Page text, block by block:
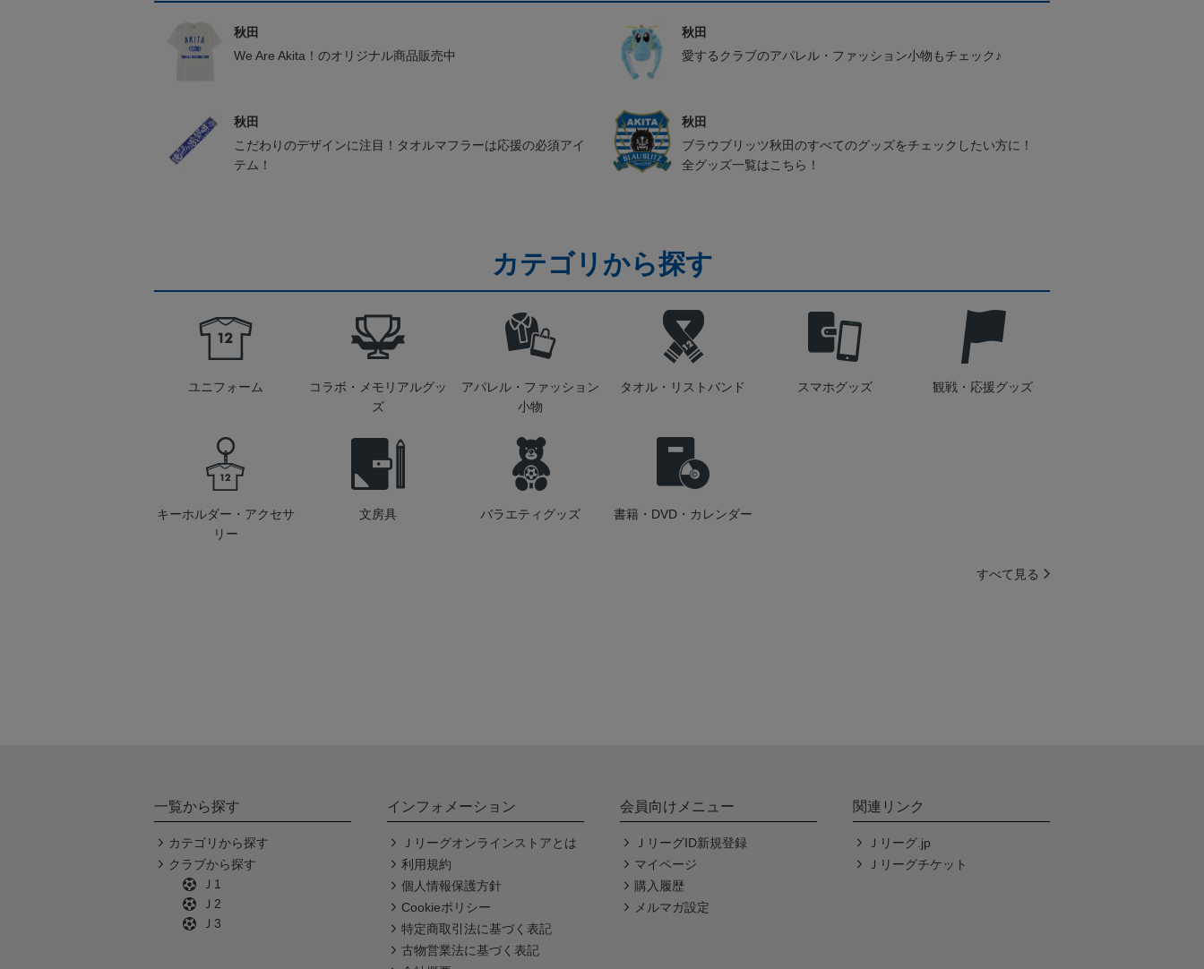
秋田
We Are Akita！のオリジナル商品販売中
秋田
愛するクラブのアパレル・ファッション小物もチェック♪
秋田
こだわりのデザインに注目！タオルマフラーは応援の必須アイ
テム！
秋田
ブラウブリッツ秋田のすべてのグッズをチェックしたい方に！
全グッズ一覧はこちら！
カテゴリから探す
ユニフォーム
コラボ・メモリアルグッ
ズ
アパレル・ファッション
小物
タオル・リストバンド スマホグッズ 観戦・応援グッズ
キーホルダー・アクセサ
リー
文房具 バラエティグッズ 書籍・DVD・カレンダー
すべて見る
一覧から探す
カテゴリから探す
クラブから探す
Ｊ1
Ｊ2
Ｊ3
インフォメーション
Ｊリーグオンラインストアとは
利用規約
個人情報保護方針
Cookieポリシー
特定商取引法に基づく表記
古物営業法に基づく表記
会員向けメニュー
ＪリーグID新規登録
マイページ
購入履歴
メルマガ設定
関連リンク
Ｊリーグ.jp
Ｊリーグチケット